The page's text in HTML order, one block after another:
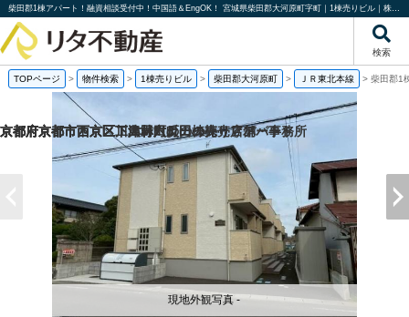
柴田郡1棟アパート！融資相談受付中！中国語＆EngOK！ 宮城県柴田郡大河原町字町｜1棟売りビル｜株式会社リタ不動産
検索
TOPページ > 物件検索 > 1棟売りビル > 柴田郡大河原町 > ＪＲ東北本線 > 柴田郡1
現地外観写真 -
京都府京都市西京区下津林六反田の売り店舗・事務所
京都府京都市西京区川島野田町の一棟売りアパート
京都府京都市西京区下津林六反田の
京都府京都市下京区二人司町の一棟売りアパート